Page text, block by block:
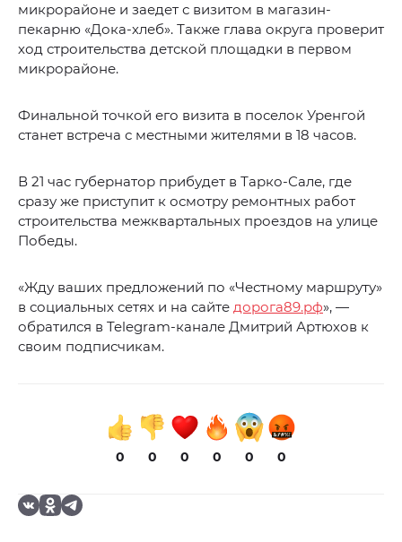
микрорайоне и заедет с визитом в магазин-
пекарню «Дока-хлеб». Также глава округа проверит
ход строительства детской площадки в первом
микрорайоне.
Финальной точкой его визита в поселок Уренгой
станет встреча с местными жителями в 18 часов.
В 21 час губернатор прибудет в Тарко-Сале, где
сразу же приступит к осмотру ремонтных работ
строительства межквартальных проездов на улице
Победы.
«Жду ваших предложений по «Честному маршруту»
в социальных сетях и на сайте дорога89.рф», —
обратился в Telegram-канале Дмитрий Артюхов к
своим подписчикам.
0 0 0 0 0 0